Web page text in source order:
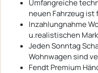
Umfangreiche
neuen Fahrzeug
Inzahlungnahme
u.realistischen
Jeden Sonntag
Wohnwagen sind
Fendt Premium